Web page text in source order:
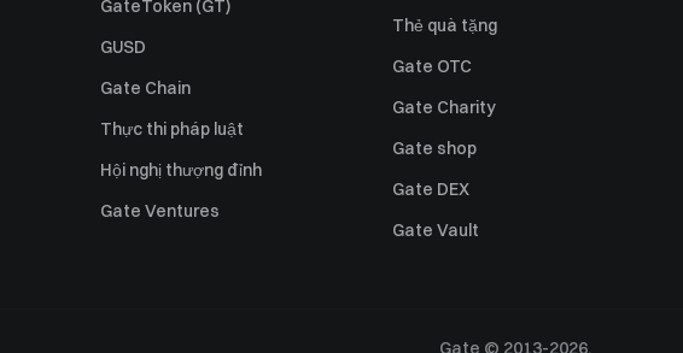
GateToken (GT)
GUSD
Gate Chain
Thực thi pháp luật
Hội nghị thượng đỉnh
Gate Ventures
Thẻ quà tặng
Gate OTC
Gate Charity
Gate shop
Gate DEX
Gate Vault
Gate © 2013-2026.